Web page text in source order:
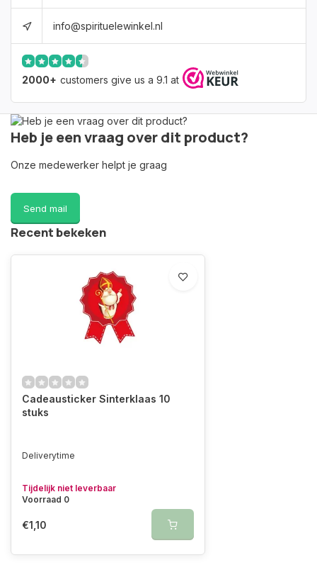
info@spirituelewinkel.nl
2000+ customers give us a 9.1 at
Heb je een vraag over dit product?
Onze medewerker helpt je graag
Send mail
Recent bekeken
Cadeausticker Sinterklaas 10
stuks
Deliverytime
Tijdelijk niet leverbaar
Voorraad 0
€1,10